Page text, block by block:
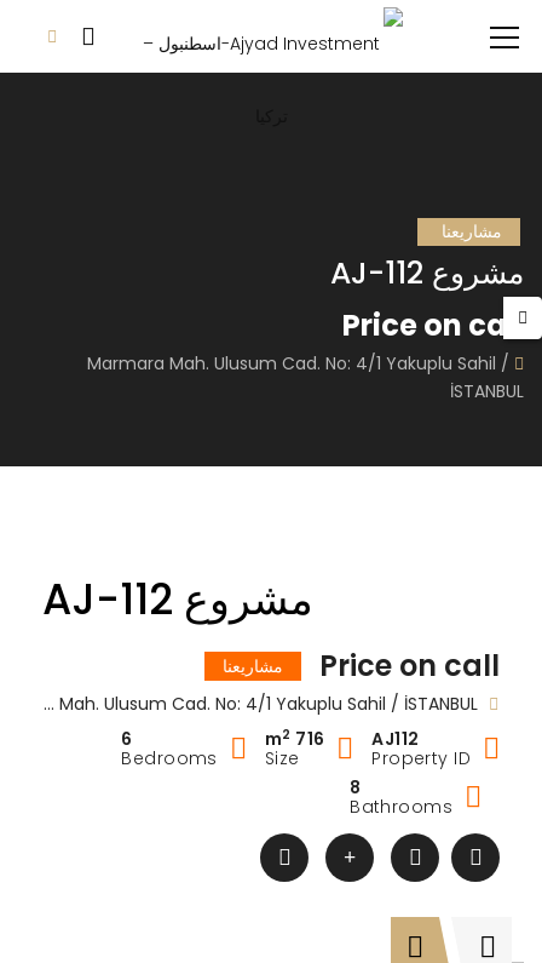
مشاريعنا
مشروع AJ-112
Price on call
Marmara Mah. Ulusum Cad. No: 4/1 Yakuplu Sahil /
İSTANBUL
مشروع AJ-112
Price on call
مشاريعنا
Marmara Mah. Ulusum Cad. No: 4/1 Yakuplu Sahil / İSTANBUL
AJ112
Property ID
716 m
2
Size
6
Bedrooms
8
Bathrooms